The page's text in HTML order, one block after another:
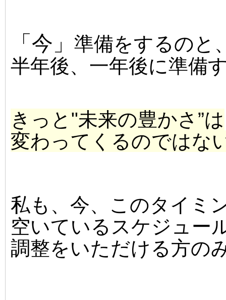
「今」 準備をするのと
半年後、一年後に準備
きっと"未来の豊かさ”は
変わってくるのではな
私も、今、このタイミ
空いているスケジュー
調整をいただける方の